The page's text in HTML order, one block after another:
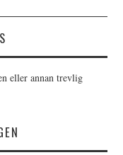
eller annan trevlig